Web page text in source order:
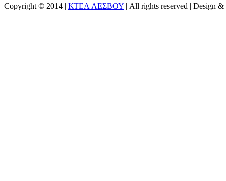
Copyright © 2014 | ΚΤΕΛ ΛΕΣΒΟΥ | All rights reserved | Design &